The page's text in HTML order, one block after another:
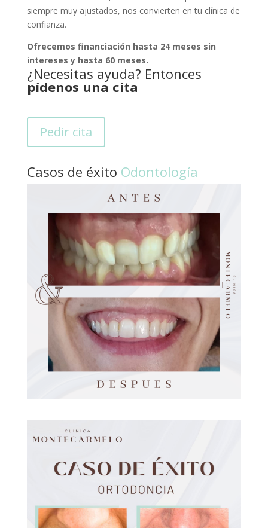
siempre muy ajustados, nos convierten en tu clínica de
confianza.
Ofrecemos financiación hasta 24 meses sin
intereses y hasta 60 meses.
¿Necesitas ayuda? Entonces
pídenos una cita
Pedir cita
Casos de éxito Odontología